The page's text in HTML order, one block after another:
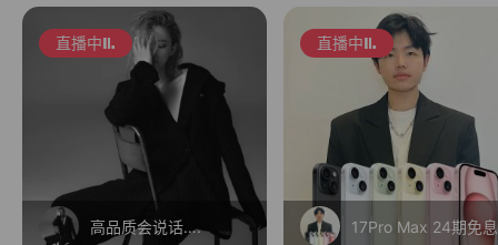
直播中
高品质会说话….
直播中
17Pro Max 24期免息